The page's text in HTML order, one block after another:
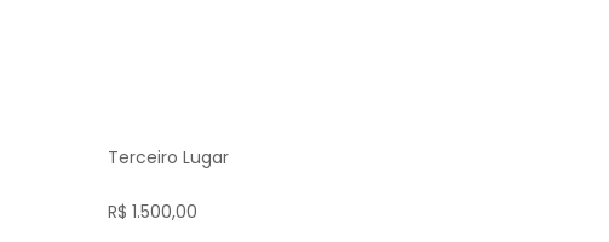
Terceiro Lugar
R$ 1.500,00